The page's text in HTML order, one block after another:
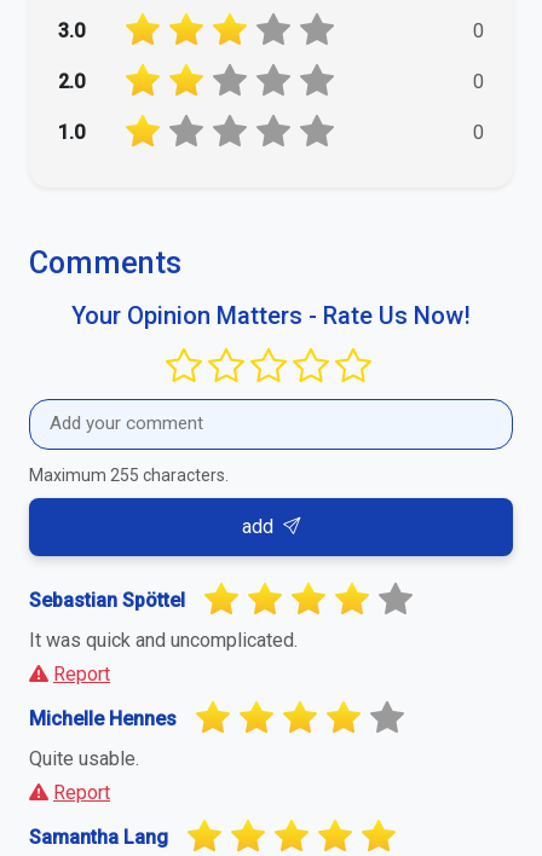
3.0 0
2.0 0
1.0 0
Comments
Your Opinion Matters - Rate Us Now!
Maximum 255 characters.
add
Sebastian Spöttel
It was quick and uncomplicated.
Report
Michelle Hennes
Quite usable.
Report
Samantha Lang